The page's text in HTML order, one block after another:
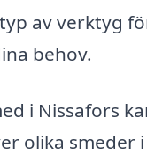
av verktyg
behov.
i Nissafors
olika smeder